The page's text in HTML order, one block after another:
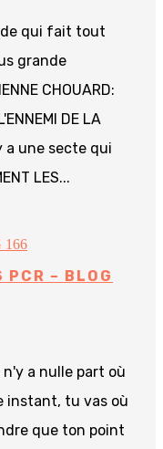
qui fait tout
grande
CHOUARD:
DE LA
a une secte qui
LES...
PCR – BLOG
a nulle part où
instant, tu vas où
que ton point